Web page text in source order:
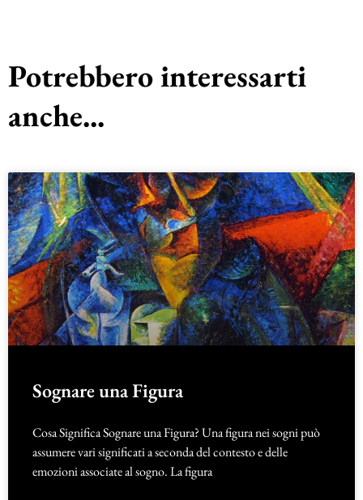
Potrebbero interessarti
anche...
Sognare una Figura
Cosa Significa Sognare una Figura? Una figura nei sogni può
assumere vari significati a seconda del contesto e delle
emozioni associate al sogno. La figura